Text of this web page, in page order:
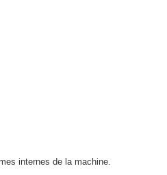
internes de la machine.